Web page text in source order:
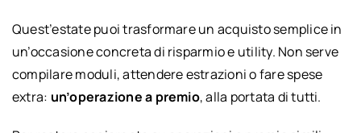
Quest’estate puoi trasformare un acquisto semplice in
un’occasione concreta di risparmio e utility. Non serve
compilare moduli, attendere estrazioni o fare spese
extra: un’operazione a premio, alla portata di tutti.